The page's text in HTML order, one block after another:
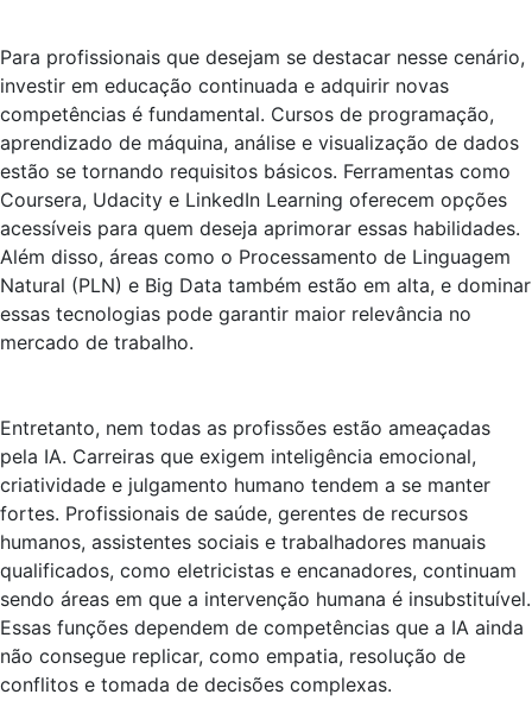
Para profissionais que desejam se destacar nesse cenário,
investir em educação continuada e adquirir novas
competências é fundamental. Cursos de programação,
aprendizado de máquina, análise e visualização de dados
estão se tornando requisitos básicos. Ferramentas como
Coursera, Udacity e LinkedIn Learning oferecem opções
acessíveis para quem deseja aprimorar essas habilidades.
Além disso, áreas como o Processamento de Linguagem
Natural (PLN) e Big Data também estão em alta, e dominar
essas tecnologias pode garantir maior relevância no
mercado de trabalho.
Entretanto, nem todas as profissões estão ameaçadas
pela IA. Carreiras que exigem inteligência emocional,
criatividade e julgamento humano tendem a se manter
fortes. Profissionais de saúde, gerentes de recursos
humanos, assistentes sociais e trabalhadores manuais
qualificados, como eletricistas e encanadores, continuam
sendo áreas em que a intervenção humana é insubstituível.
Essas funções dependem de competências que a IA ainda
não consegue replicar, como empatia, resolução de
conflitos e tomada de decisões complexas.